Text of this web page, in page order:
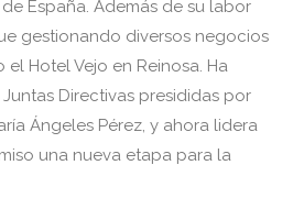
España. Además de su labor
gestionando diversos negocios
Hotel Vejo en Reinosa. Ha
Directivas presididas por
Ángeles Pérez, y ahora lidera
una nueva etapa para la